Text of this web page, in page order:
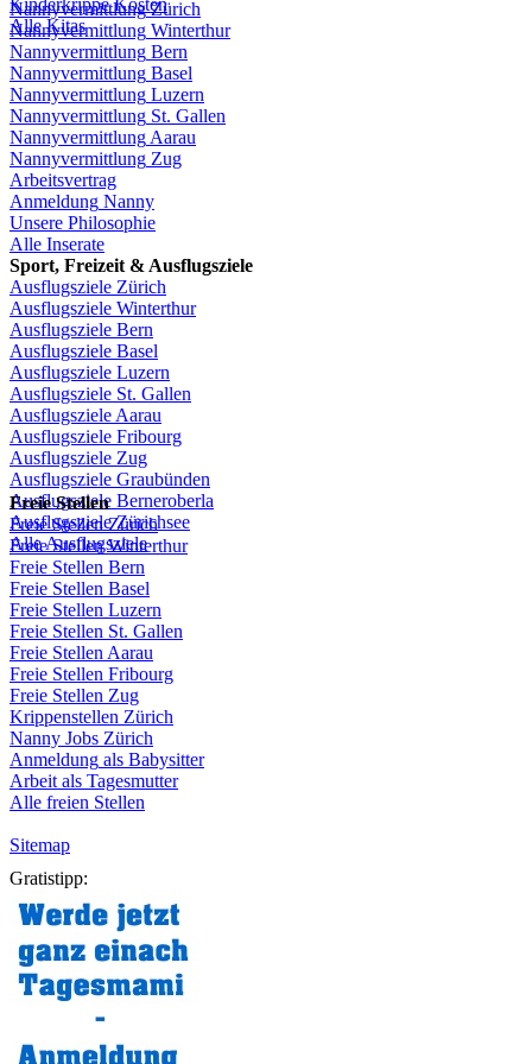
Kinderkrippe Kosten
Alle Kitas
Nannyvermittlung Zürich
Nannyvermittlung Winterthur
Nannyvermittlung Bern
Nannyvermittlung Basel
Nannyvermittlung Luzern
Nannyvermittlung St. Gallen
Nannyvermittlung Aarau
Nannyvermittlung Zug
Arbeitsvertrag
Anmeldung Nanny
Unsere Philosophie
Alle Inserate
Sport, Freizeit & Ausflugsziele
Ausflugsziele Zürich
Ausflugsziele Winterthur
Ausflugsziele Bern
Ausflugsziele Basel
Ausflugsziele Luzern
Ausflugsziele St. Gallen
Ausflugsziele Aarau
Ausflugsziele Fribourg
Ausflugsziele Zug
Ausflugsziele Graubünden
Ausflugsziele Berneroberla
Ausflugsziele Zürichsee
Alle Ausflugsziele
Freie Stellen
Freie Stellen Zürich
Freie StellenWinterthur
Freie Stellen Bern
Freie Stellen Basel
Freie Stellen Luzern
Freie Stellen St. Gallen
Freie Stellen Aarau
Freie Stellen Fribourg
Freie Stellen Zug
Krippenstellen Zürich
Nanny Jobs Zürich
Anmeldung als Babysitter
Arbeit als Tagesmutter
Alle freien Stellen
Sitemap
Gratistipp: